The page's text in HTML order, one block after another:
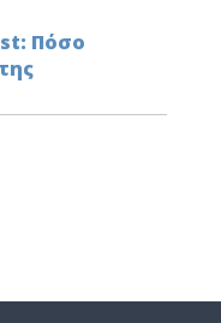
Πόσο